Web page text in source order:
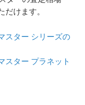
だけます。
スター シリーズの
スター プラネット